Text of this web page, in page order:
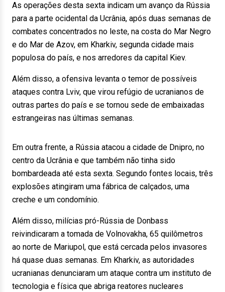
As operações desta sexta indicam um avanço da Rússia
para a parte ocidental da Ucrânia, após duas semanas de
combates concentrados no leste, na costa do Mar Negro
e do Mar de Azov, em Kharkiv, segunda cidade mais
populosa do país, e nos arredores da capital Kiev.
Além disso, a ofensiva levanta o temor de possíveis
ataques contra Lviv, que virou refúgio de ucranianos de
outras partes do país e se tornou sede de embaixadas
estrangeiras nas últimas semanas.
Em outra frente, a Rússia atacou a cidade de Dnipro, no
centro da Ucrânia e que também não tinha sido
bombardeada até esta sexta. Segundo fontes locais, três
explosões atingiram uma fábrica de calçados, uma
creche e um condomínio.
Além disso, milícias pró-Rússia de Donbass
reivindicaram a tomada de Volnovakha, 65 quilômetros
ao norte de Mariupol, que está cercada pelos invasores
há quase duas semanas. Em Kharkiv, as autoridades
ucranianas denunciaram um ataque contra um instituto de
tecnologia e física que abriga reatores nucleares